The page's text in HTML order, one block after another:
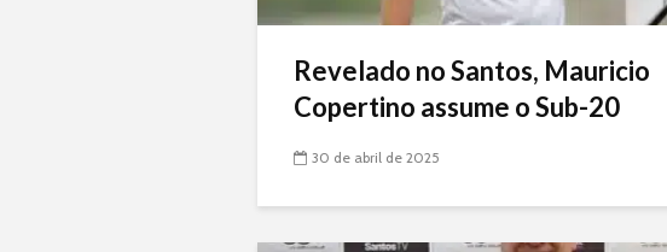
Revelado no Santos, Mauricio
Copertino assume o Sub-20
30 de abril de 2025